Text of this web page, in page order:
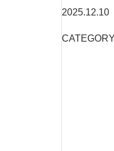
2025.12.10